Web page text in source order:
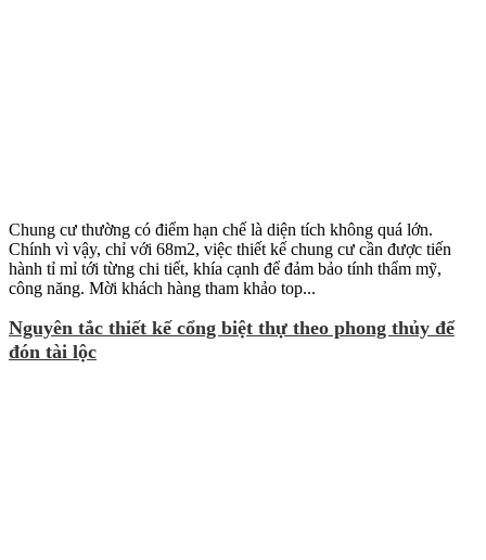
Chung cư thường có điểm hạn chế là diện tích không quá lớn.
Chính vì vậy, chỉ với 68m2, việc thiết kế chung cư cần được tiến
hành tỉ mỉ tới từng chi tiết, khía cạnh để đảm bảo tính thẩm mỹ,
công năng. Mời khách hàng tham khảo top...
Nguyên tắc thiết kế cổng biệt thự theo phong thủy để
đón tài lộc